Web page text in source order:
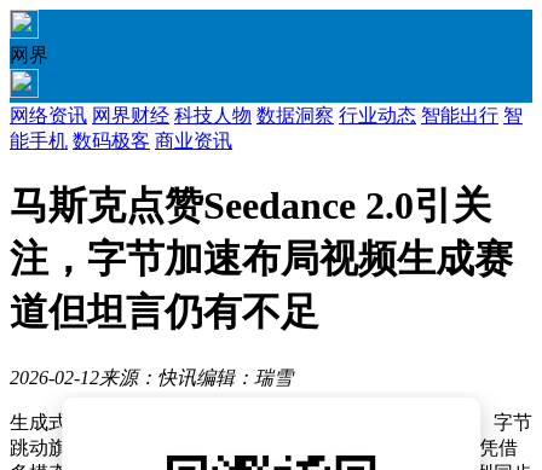
网界
网络资讯 网界财经 科技人物 数据洞察 行业动态 智能出行 智
能手机 数码极客 商业资讯
马斯克点赞Seedance 2.0引关
注，字节加速布局视频生成赛
道但坦言仍有不足
2026-02-12来源：快讯编辑：瑞雪
生成式视频技术正加速渗透至大众消费与企业生产领域。字节
跳动旗下视频生成模型Seedance 2.0近日完成全球发布，凭借